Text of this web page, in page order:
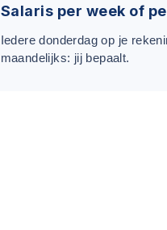
Salaris per week of
Iedere donderdag op je
maandelijks: jij bepaalt.